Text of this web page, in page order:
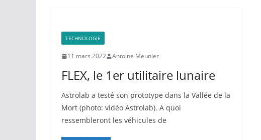
TECHNOLOGIE
11 mars 2022 Antoine Meunier
FLEX, le 1er utilitaire lunaire
Astrolab a testé son prototype dans la Vallée de la
Mort (photo: vidéo Astrolab). A quoi
ressembleront les véhicules de